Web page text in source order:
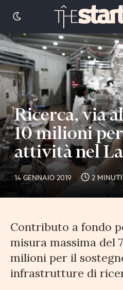
Ricerca, via
10 milioni
attività nel
14 GENNAIO 2019 2
Contributo a fondo
misura massima del
milioni per il
infrastrutture di